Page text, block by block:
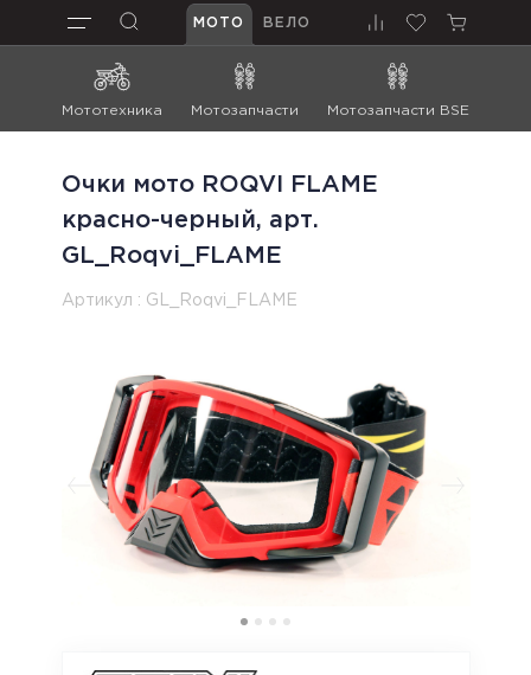
МОТО ВЕЛО
Мототехника Мотозапчасти Мотозапчасти BSE
Очки мото ROQVI FLAME
красно-черный, арт.
GL_Roqvi_FLAME
Артикул : GL_Roqvi_FLAME